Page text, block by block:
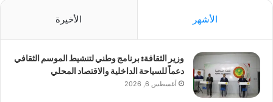
الأشهر الأخيرة
وزير الثقافة: برنامج وطني لتنشيط الموسم الثقافي
دعماً للسياحة الداخلية والاقتصاد المحلي
أغسطس 6, 2026